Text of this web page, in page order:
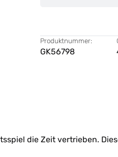
Produktnummer:
GK56798
die Zeit vertrieben.